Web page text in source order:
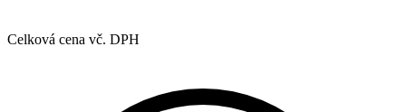
Celková cena vč. DPH